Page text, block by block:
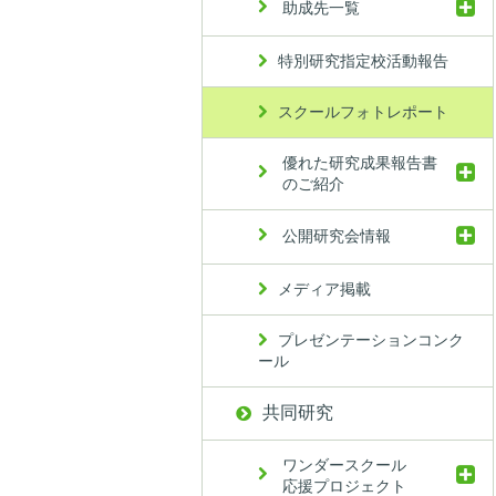
助成先一覧
特別研究指定校活動報告
スクールフォトレポート
優れた研究成果報告書
のご紹介
公開研究会情報
メディア掲載
プレゼンテーションコンク
ール
共同研究
ワンダースクール
応援プロジェクト